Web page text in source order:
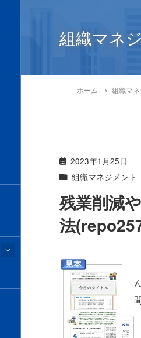
組織マネ
ホーム 組織マ
2023年1月25日
組織マネジメント
残業削減
法